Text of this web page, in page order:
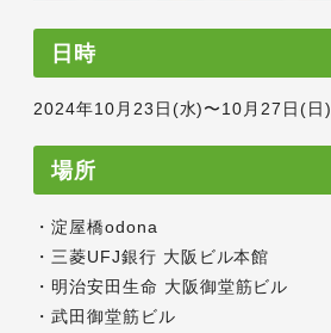
日時
2024年10月23日(水)〜10月27日(日)
場所
・淀屋橋odona
・三菱UFJ銀行 大阪ビル本館
・明治安田生命 大阪御堂筋ビル
・武田御堂筋ビル